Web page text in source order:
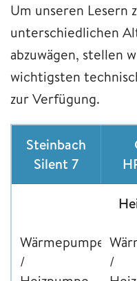
Um unseren Lesern
unterschiedlichen
abzuwägen, stellen
wichtigsten
zur Verfügung.
Steinbach
Silent 7
Wärmepumpe
/
/